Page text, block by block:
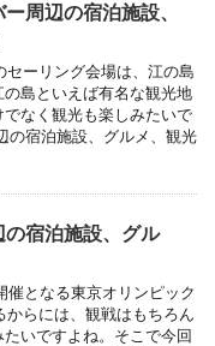
周辺の宿泊施設、
セーリング会場は、江の島
島といえば有名な観光地
なく観光も楽しみたいで
の宿泊施設、グルメ、観光
宿泊施設、グル
催となる東京オリンピック
からには、観戦はもちろん
いですよね。そこで今回